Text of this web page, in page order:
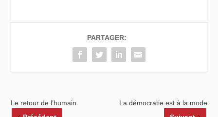
PARTAGER:
Le retour de l’humain
La démocratie est à la mode